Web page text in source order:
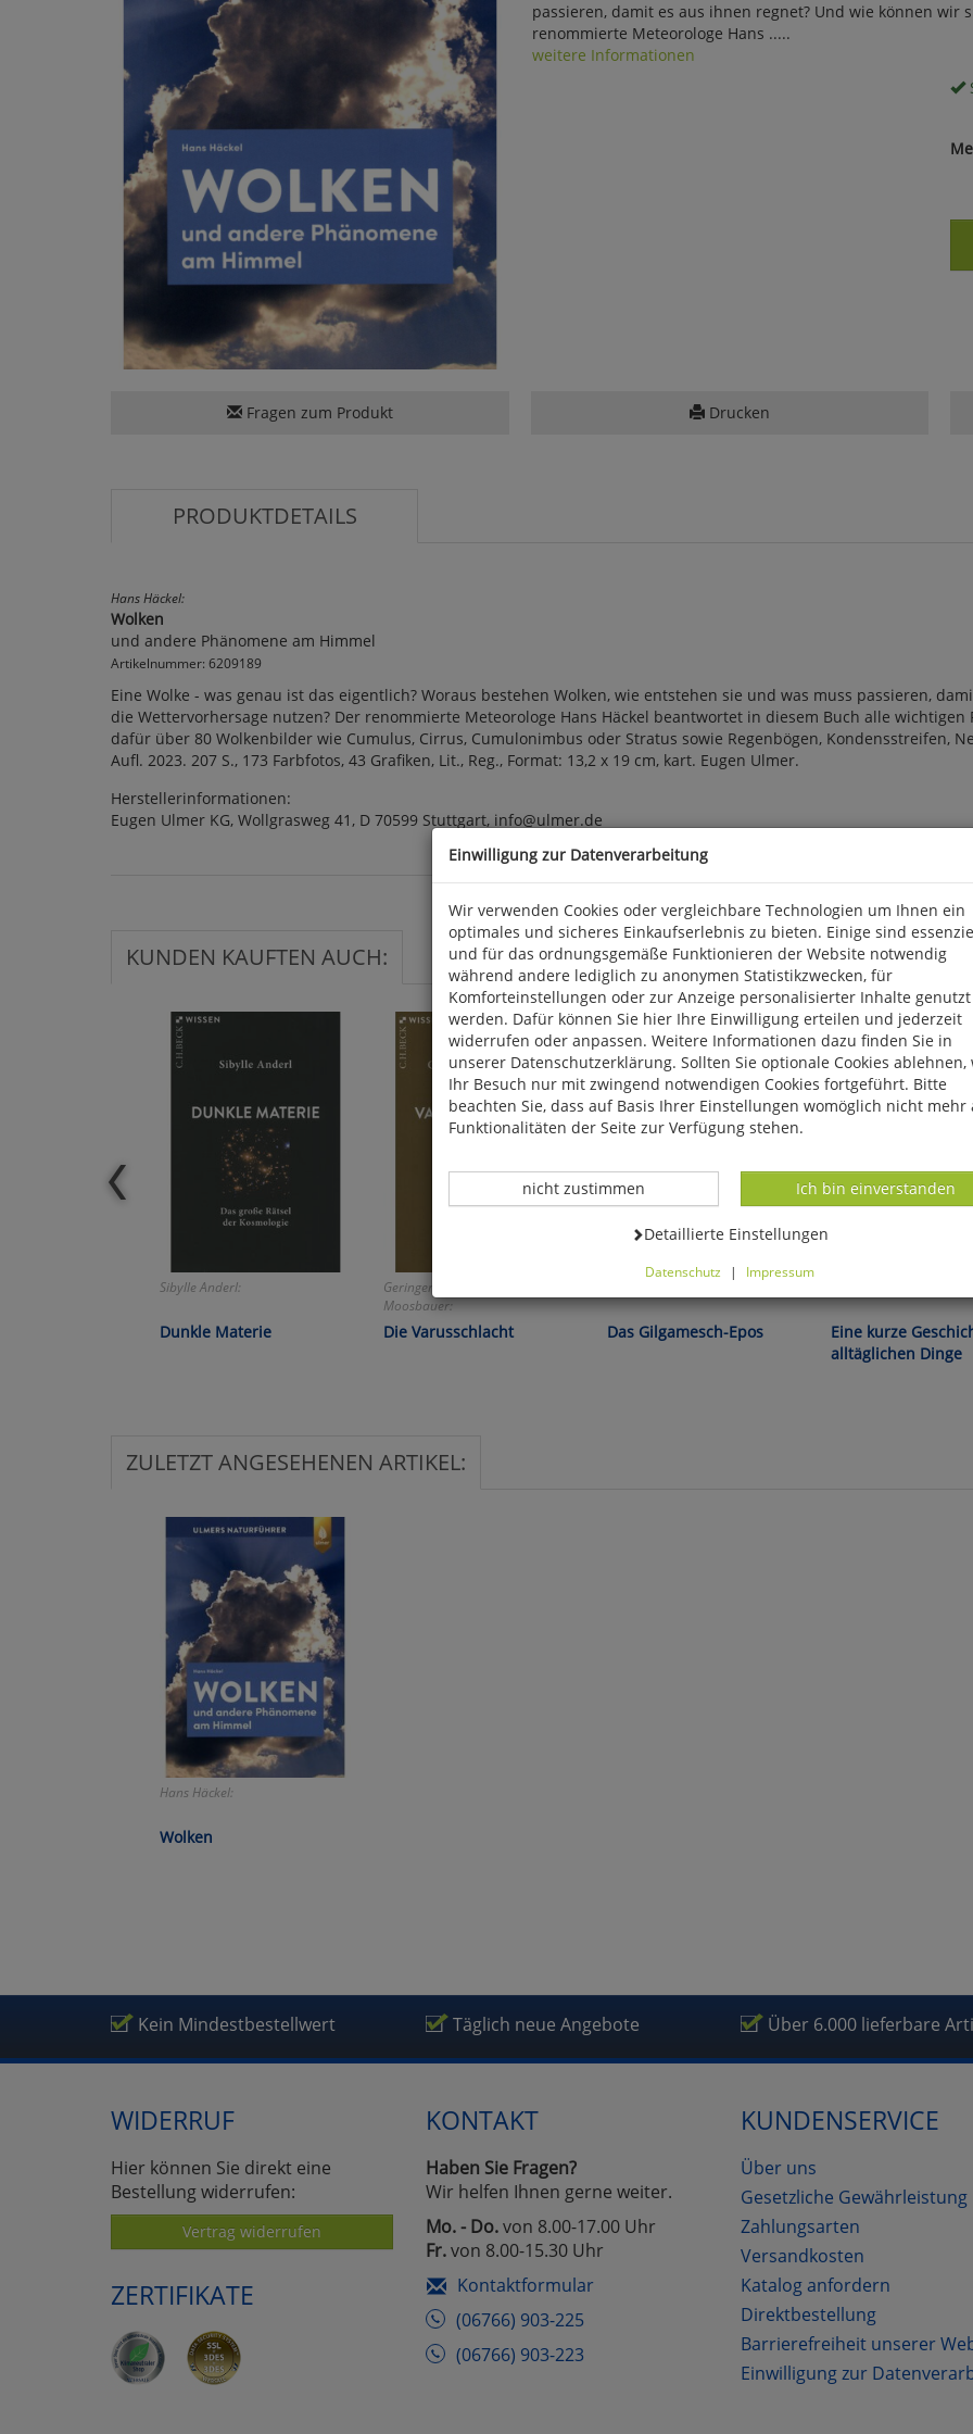
passieren, damit es aus ihnen regnet? Und wie können wir
renommierte Meteorologe Hans .....
weitere Informationen
Fragen zum Produkt Drucken
PRODUKTDETAILS
Hans Häckel:
Wolken
und andere Phänomene am Himmel
Artikelnummer: 6209189
Eine Wolke - was genau ist das eigentlich? Woraus bestehen Wolken, wie entstehen sie und was muss passieren,
die Wettervorhersage nutzen? Der renommierte Meteorologe Hans Häckel beantwortet in diesem Buch alle
dafür über 80 Wolkenbilder wie Cumulus, Cirrus, Cumulonimbus oder Stratus sowie Regenbögen, Kondensstreifen,
Aufl. 2023. 207 S., 173 Farbfotos, 43 Grafiken, Lit., Reg., Format: 13,2 x 19 cm, kart. Eugen Ulmer.
Herstellerinformationen:
Eugen Ulmer KG, Wollgrasweg 41, D 70599 Stuttgart, info@ulmer.de
KUNDEN KAUFTEN AUCH:
Sibylle Anderl:
Dunkle Materie
Geringer Restbestand! Günther
Moosbauer:
Die Varusschlacht Das Gilgamesch-Epos
Eine kurze
alltäglichen Dinge
ZULETZT ANGESEHENEN ARTIKEL:
Hans Häckel:
Wolken
Kein Mindestbestellwert Täglich neue Angebote Über 6.000 lieferbare
WIDERRUF
Hier können Sie direkt eine
Bestellung widerrufen:
Vertrag widerrufen
ZERTIFIKATE
KONTAKT
Haben Sie Fragen?
Wir helfen Ihnen gerne weiter.
Mo. - Do.von 8.00-17.00 Uhr
Fr.von 8.00-15.30 Uhr
Kontaktformular
(06766) 903-225
(06766) 903-223
KUNDENSERVICE
Über uns
Gesetzliche Gewährleistung
Zahlungsarten
Versandkosten
Katalog anfordern
Direktbestellung
Barrierefreiheit unserer
Einwilligung zur
Einwilligung zur Datenverarbeitung
Wir verwenden Cookies oder vergleichbare Technologien um Ihnen ein
optimales und sicheres Einkaufserlebnis zu bieten. Einige sind
und für das ordnungsgemäße Funktionieren der Website notwendig
während andere lediglich zu anonymen Statistikzwecken, für
Komforteinstellungen oder zur Anzeige personalisierter Inhalte genutzt
werden. Dafür können Sie hier Ihre Einwilligung erteilen und jederzeit
widerrufen oder anpassen. Weitere Informationen dazu finden Sie in
unserer Datenschutzerklärung. Sollten Sie optionale Cookies ablehnen,
Ihr Besuch nur mit zwingend notwendigen Cookies fortgeführt. Bitte
beachten Sie, dass auf Basis Ihrer Einstellungen womöglich nicht mehr
Funktionalitäten der Seite zur Verfügung stehen.
Datenverarbeitung -
Ich bin einverstanden
Datenverarbeitung -
nicht zustimmen
Datenverarbeitung -
Detaillierte Einstellungen
Datenschutz | Impressum
Cookies ablehnen, wird Ihr Besuch nur mit zwingend notwendigen
fortgeführt. Bitte beachten Sie, dass auf Basis Ihrer Einstellungen
nicht mehr alle Funktionalitäten der Seite zur Verfügung stehen.